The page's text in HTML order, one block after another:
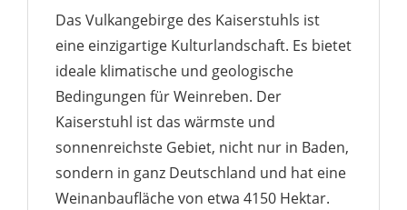
Das Vulkangebirge des Kaiserstuhls ist
eine einzigartige Kulturlandschaft. Es bietet
ideale klimatische und geologische
Bedingungen für Weinreben. Der
Kaiserstuhl ist das wärmste und
sonnenreichste Gebiet, nicht nur in Baden,
sondern in ganz Deutschland und hat eine
Weinanbaufläche von etwa 4150 Hektar.